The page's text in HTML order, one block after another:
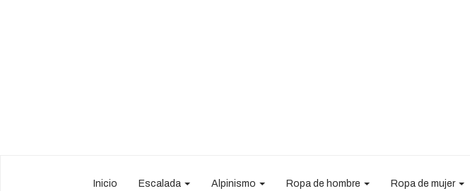
Inicio Escalada Alpinismo Ropa de hombre Ropa de mujer